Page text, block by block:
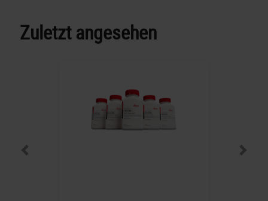
Zuletzt angesehen